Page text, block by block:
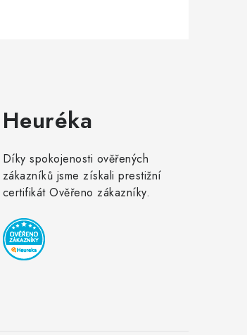
Heuréka
Díky spokojenosti ověřených
zákazníků jsme získali prestižní
certifikát Ověřeno zákazníky.